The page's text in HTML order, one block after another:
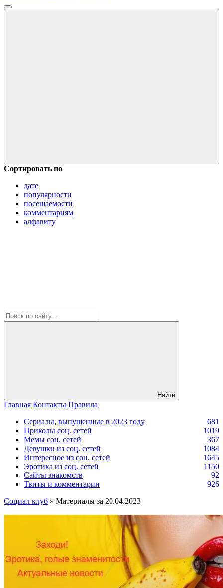
Сортировать по
дате
популярности
посещаемости
комментариям
алфавиту
Найти
Главная Контакты Правила
Сериалы, выпущенные в 2023 году
681
Приколы соц. сетей
1019
Мемы соц. сетей
367
Девушки из соц. сетей
1084
Интересное из соц. сетей
1645
Эротика из соц. сетей
1150
Сайты знакомств
92
Твиты и комментарии
926
Социал клуб » Материалы за 20.04.2023